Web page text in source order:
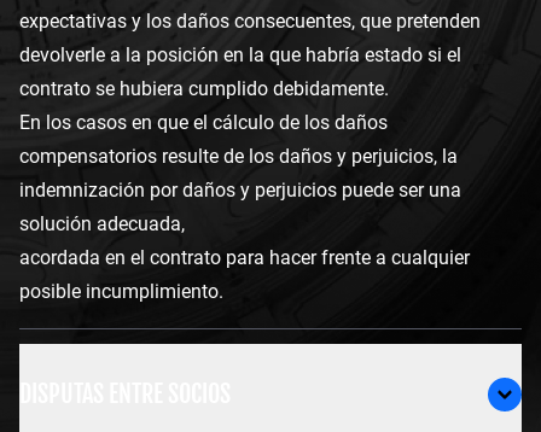
expectativas y los daños consecuentes, que pretenden
devolverle a la posición en la que habría estado si el
contrato se hubiera cumplido debidamente.
En los casos en que el cálculo de los daños
compensatorios resulte de los daños y perjuicios, la
indemnización por daños y perjuicios puede ser una
solución adecuada,
acordada en el contrato para hacer frente a cualquier
posible incumplimiento.